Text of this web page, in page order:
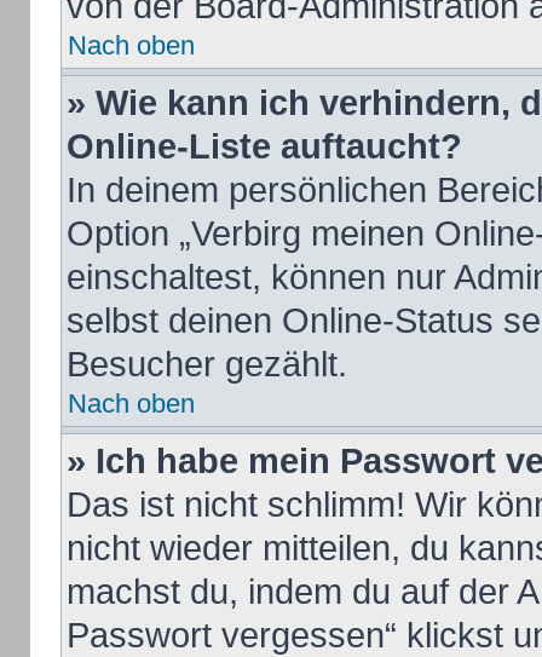
Nach oben
» Wie kann ich verhindern,
Online-Liste auftaucht?
In deinem persönlichen
Option „Verbirg meinen
einschaltest, können nur
selbst deinen Online-Status
Besucher gezählt.
Nach oben
» Ich habe mein Passwort
Das ist nicht schlimm! Wir
nicht wieder mitteilen, du
machst du, indem du auf der
Passwort vergessen“ klickst